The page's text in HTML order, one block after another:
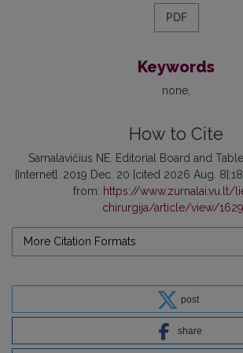
PDF
Keywords
none
How to Cite
Samalavičius NE. Editorial Board and
[Internet]. 2019 Dec. 20 [cited 2026 Aug.
from: https://www.zurnalai.vu.lt/
chirurgija/article/view/
More Citation Formats
post
share